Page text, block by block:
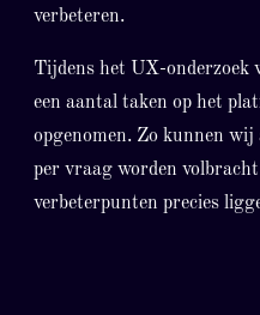
verbeteren.
Tijdens het UX-onderzoek
een aantal taken op het
opgenomen. Zo kunnen
per vraag worden
verbeterpunten precies